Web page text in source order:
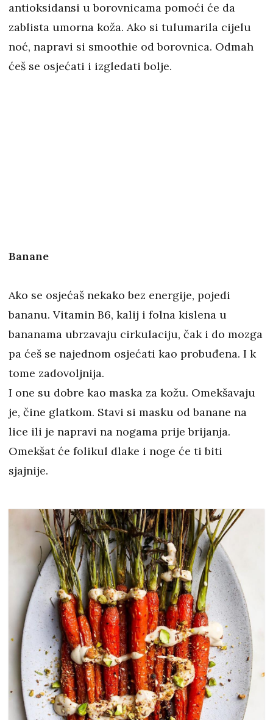
antioksidansi u borovnicama pomoći će da
zablista umorna koža. Ako si tulumarila cijelu
noć, napravi si smoothie od borovnica. Odmah
ćeš se osjećati i izgledati bolje.
Banane
Ako se osjećaš nekako bez energije, pojedi
bananu. Vitamin B6, kalij i folna kislena u
bananama ubrzavaju cirkulaciju, čak i do mozga
pa ćeš se najednom osjećati kao probuđena. I k
tome zadovoljnija.
I one su dobre kao maska za kožu. Omekšavaju
je, čine glatkom. Stavi si masku od banane na
lice ili je napravi na nogama prije brijanja.
Omekšat će folikul dlake i noge će ti biti
sjajnije.